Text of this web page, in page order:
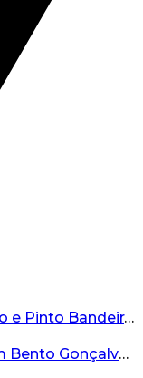
Bento, Boa Vista do Sul, Monte Belo e Pinto Bandeira registram quatro casos de abigeato este ano...
Emprego feminino cresce 30,1% em Bento Gonçalves...